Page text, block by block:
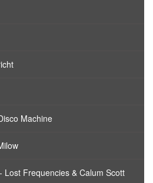
Machine
Lost Frequencies & Calum Scott